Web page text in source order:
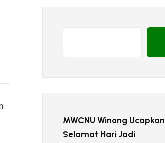
MWCNU Winong Ucapkan
Selamat Hari Jadi